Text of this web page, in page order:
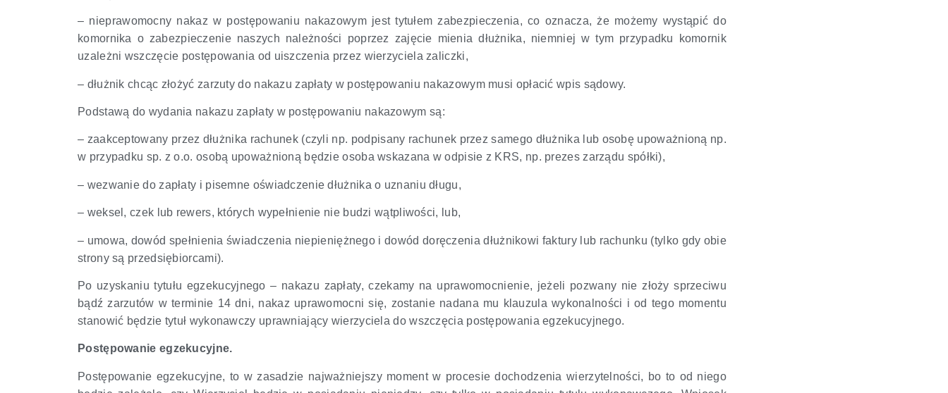
– nieprawomocny nakaz w postępowaniu nakazowym jest tytułem zabezpieczenia, co oznacza, że możemy wystąpić do
komornika o zabezpieczenie naszych należności poprzez zajęcie mienia dłużnika, niemniej w tym przypadku komornik
uzależni wszczęcie postępowania od uiszczenia przez wierzyciela zaliczki,
– dłużnik chcąc złożyć zarzuty do nakazu zapłaty w postępowaniu nakazowym musi opłacić wpis sądowy.
Podstawą do wydania nakazu zapłaty w postępowaniu nakazowym są:
– zaakceptowany przez dłużnika rachunek (czyli np. podpisany rachunek przez samego dłużnika lub osobę upoważnioną np.
w przypadku sp. z o.o. osobą upoważnioną będzie osoba wskazana w odpisie z KRS, np. prezes zarządu spółki),
– wezwanie do zapłaty i pisemne oświadczenie dłużnika o uznaniu długu,
– weksel, czek lub rewers, których wypełnienie nie budzi wątpliwości, lub,
– umowa, dowód spełnienia świadczenia niepieniężnego i dowód doręczenia dłużnikowi faktury lub rachunku (tylko gdy obie
strony są przedsiębiorcami).
Po uzyskaniu tytułu egzekucyjnego – nakazu zapłaty, czekamy na uprawomocnienie, jeżeli pozwany nie złoży sprzeciwu
bądź zarzutów w terminie 14 dni, nakaz uprawomocni się, zostanie nadana mu klauzula wykonalności i od tego momentu
stanowić będzie tytuł wykonawczy uprawniający wierzyciela do wszczęcia postępowania egzekucyjnego.
Postępowanie egzekucyjne.
Postępowanie egzekucyjne, to w zasadzie najważniejszy moment w procesie dochodzenia wierzytelności, bo to od niego